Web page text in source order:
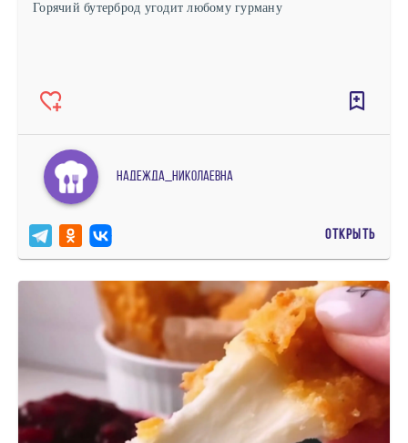
Горячий бутерброд угодит любому гурману
Надежда_Николаевна
ОТКРЫТЬ